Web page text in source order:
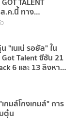
ส.ค.นี้ ทาง
"เนเน่ รอยัล" ใน
Got Talent ซีซัน 21
6 และ 13 สิงหาคม
มส์โกงเกมส์" การ
ตุ๋น